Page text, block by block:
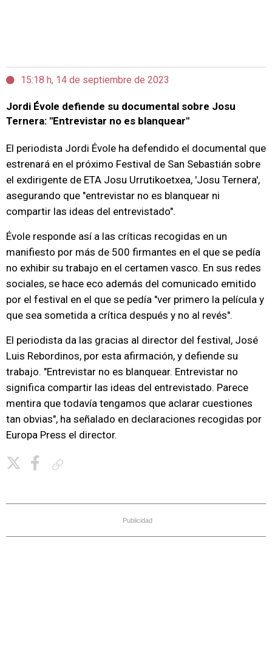
15:18 h, 14 de septiembre de 2023
Jordi Évole defiende su documental sobre Josu
Ternera: "Entrevistar no es blanquear"
El periodista Jordi Évole ha defendido el documental que
estrenará en el próximo Festival de San Sebastián sobre
el exdirigente de ETA Josu Urrutikoetxea, 'Josu Ternera',
asegurando que "entrevistar no es blanquear ni
compartir las ideas del entrevistado".
Évole responde así a las críticas recogidas en un
manifiesto por más de 500 firmantes en el que se pedía
no exhibir su trabajo en el certamen vasco. En sus redes
sociales, se hace eco además del comunicado emitido
por el festival en el que se pedía "ver primero la película y
que sea sometida a crítica después y no al revés".
El periodista da las gracias al director del festival, José
Luis Rebordinos, por esta afirmación, y defiende su
trabajo. "Entrevistar no es blanquear. Entrevistar no
significa compartir las ideas del entrevistado. Parece
mentira que todavía tengamos que aclarar cuestiones
tan obvias", ha señalado en declaraciones recogidas por
Europa Press el director.
Publicidad